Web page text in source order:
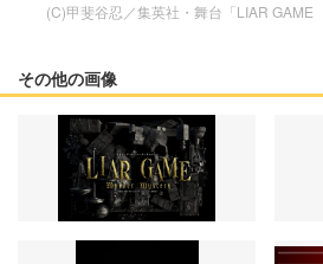
(C)甲斐谷忍／集英社・舞台「LIAR GAME
その他の画像